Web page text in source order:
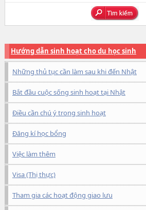
Hướng dẫn sinh hoạt cho du học sinh
Những thủ tục cần làm sau khi đến Nhật
Bắt đầu cuộc sống sinh hoạt tại Nhật
Điều cần chú ý trong sinh hoạt
Đăng kí học bổng
Việc làm thêm
Visa (Thị thực)
Tham gia các hoạt động giao lưu